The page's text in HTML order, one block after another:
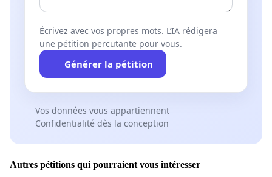
Écrivez avec vos propres mots. L’IA rédigera
une pétition percutante pour vous.
Générer la pétition
Vos données vous appartiennent
Confidentialité dès la conception
Autres pétitions qui pourraient vous intéresser